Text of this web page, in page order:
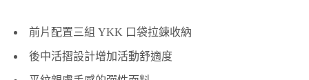
前片配置三組 YKK 口袋拉鍊收納
後中活摺設計增加活動舒適度